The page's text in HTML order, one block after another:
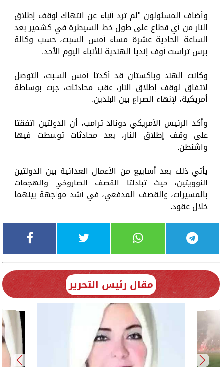
وأضاف المسئولون "لم ترد أنباء عن انتهاك لوقف إطلاق
النار من أي قطاع على طول خط السيطرة في كشمير بعد
الساعة الحادية عشرة مساء أمس السبت، حسب وكالة
برس تراست أوف إنديا الهندية للأنباء اليوم الأحد.
وكانت الهند وباكستان قد أكدتا أمس السبت، التوصل
لاتفاق لوقف إطلاق النار، عقب محادثات، جرت بوساطة
أمريكية، لإنهاء الصراع بين البلدين.
وأكد الرئيس الأمريكي دونالد ترامب، أن الدولتين اتفقتا
على وقف إطلاق النار، بعد محادثات توسطت فيها
واشنطن.
يأتي ذلك بعد أسابيع من الأعمال العدائية بين الدولتين
النوويتين، حيث تبادلتا القصف الصاروخي والهجمات
بالمسيرات، والقصف المدفعي، في أشد مواجهة بينهما
خلال عقود.
مقال رئيس التحرير